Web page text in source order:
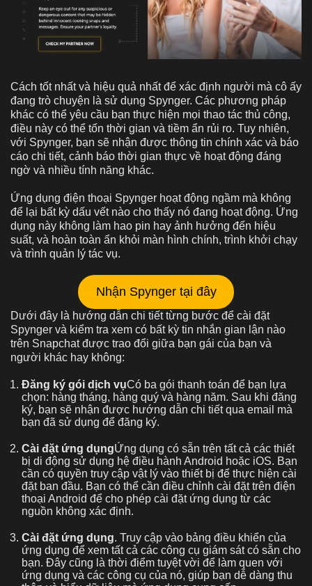
Cách tốt nhất và hiệu quả nhất để xác định người mà cô ấy
đang trò chuyện là sử dụng Spynger. Các phương pháp
khác có thể yêu cầu bạn thực hiện mọi thao tác thủ công,
điều này có thể tốn thời gian và tiềm ẩn rủi ro. Tuy nhiên,
với Spynger, bạn sẽ nhận được thông tin chính xác và báo
cáo chi tiết, cảnh báo thời gian thực về hoạt động đáng
ngờ và nhiều tính năng khác.
Ứng dụng điện thoại Spynger hoạt động ngầm mà không
để lại bất kỳ dấu vết nào cho thấy nó đang hoạt động. Ứng
dụng này không làm hao pin hay ảnh hưởng đến hiệu
suất, và hoàn toàn ẩn khỏi màn hình chính, trình khởi chạy
và trình quản lý tác vụ.
Nhận Spynger tại đây
Dưới đây là hướng dẫn chi tiết từng bước để cài đặt
Spynger và kiểm tra xem có bất kỳ tin nhắn gian lận nào
trên Snapchat được trao đổi giữa bạn gái của bạn và
người khác hay không:
Đăng ký gói dịch vụCó ba gói thanh toán để bạn lựa
chọn: hàng tháng, hàng quý và hàng năm. Sau khi đăng
ký, bạn sẽ nhận được hướng dẫn chi tiết qua email mà
bạn đã sử dụng để đăng ký.
Cài đặt ứng dụngỨng dụng có sẵn trên tất cả các thiết
bị di động sử dụng hệ điều hành Android hoặc iOS. Bạn
cần có quyền truy cập vật lý vào thiết bị để thực hiện cài
đặt ban đầu. Bạn có thể cần điều chỉnh cài đặt trên điện
thoại Android để cho phép cài đặt ứng dụng từ các
nguồn không xác định.
Cài đặt ứng dụng. Truy cập vào bảng điều khiển của
ứng dụng để xem tất cả các công cụ giám sát có sẵn cho
bạn. Đây cũng là thời điểm tuyệt vời để làm quen với
ứng dụng và các công cụ của nó, giúp bạn dễ dàng thu